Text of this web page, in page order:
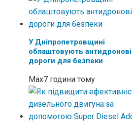
У Дніпропетровщині
облаштовують антидронові
дороги для безпеки
Max7 години тому